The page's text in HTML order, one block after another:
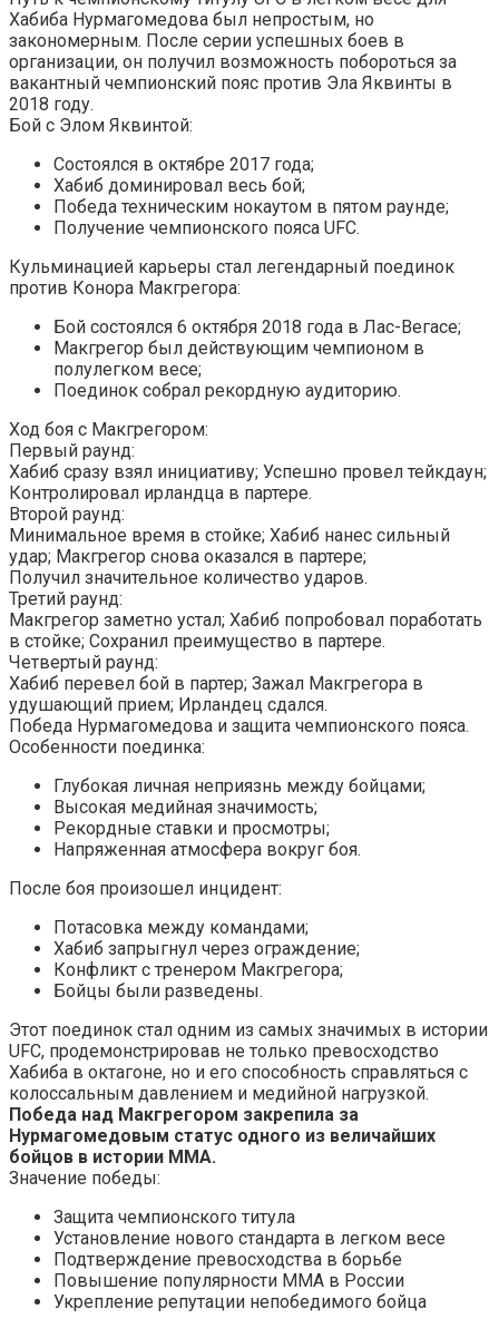
Хабиба Нурмагомедова был непростым, но
закономерным. После серии успешных боев в
организации, он получил возможность побороться за
вакантный чемпионский пояс против Эла Яквинты в
2018 году.
Бой с Элом Яквинтой:
Состоялся в октябре 2017 года;
Хабиб доминировал весь бой;
Победа техническим нокаутом в пятом раунде;
Получение чемпионского пояса UFC.
Кульминацией карьеры стал легендарный поединок
против Конора Макгрегора:
Бой состоялся 6 октября 2018 года в Лас-Вегасе;
Макгрегор был действующим чемпионом в
полулегком весе;
Поединок собрал рекордную аудиторию.
Ход боя с Макгрегором:
Первый раунд:
Хабиб сразу взял инициативу; Успешно провел тейкдаун;
Контролировал ирландца в партере.
Второй раунд:
Минимальное время в стойке; Хабиб нанес сильный
удар; Макгрегор снова оказался в партере;
Получил значительное количество ударов.
Третий раунд:
Макгрегор заметно устал; Хабиб попробовал поработать
в стойке; Сохранил преимущество в партере.
Четвертый раунд:
Хабиб перевел бой в партер; Зажал Макгрегора в
удушающий прием; Ирландец сдался.
Победа Нурмагомедова и защита чемпионского пояса.
Особенности поединка:
Глубокая личная неприязнь между бойцами;
Высокая медийная значимость;
Рекордные ставки и просмотры;
Напряженная атмосфера вокруг боя.
После боя произошел инцидент:
Потасовка между командами;
Хабиб запрыгнул через ограждение;
Конфликт с тренером Макгрегора;
Бойцы были разведены.
Этот поединок стал одним из самых значимых в истории
UFC, продемонстрировав не только превосходство
Хабиба в октагоне, но и его способность справляться с
колоссальным давлением и медийной нагрузкой.
Победа над Макгрегором закрепила за
Нурмагомедовым статус одного из величайших
бойцов в истории ММА.
Значение победы:
Защита чемпионского титула
Установление нового стандарта в легком весе
Подтверждение превосходства в борьбе
Повышение популярности ММА в России
Укрепление репутации непобедимого бойца